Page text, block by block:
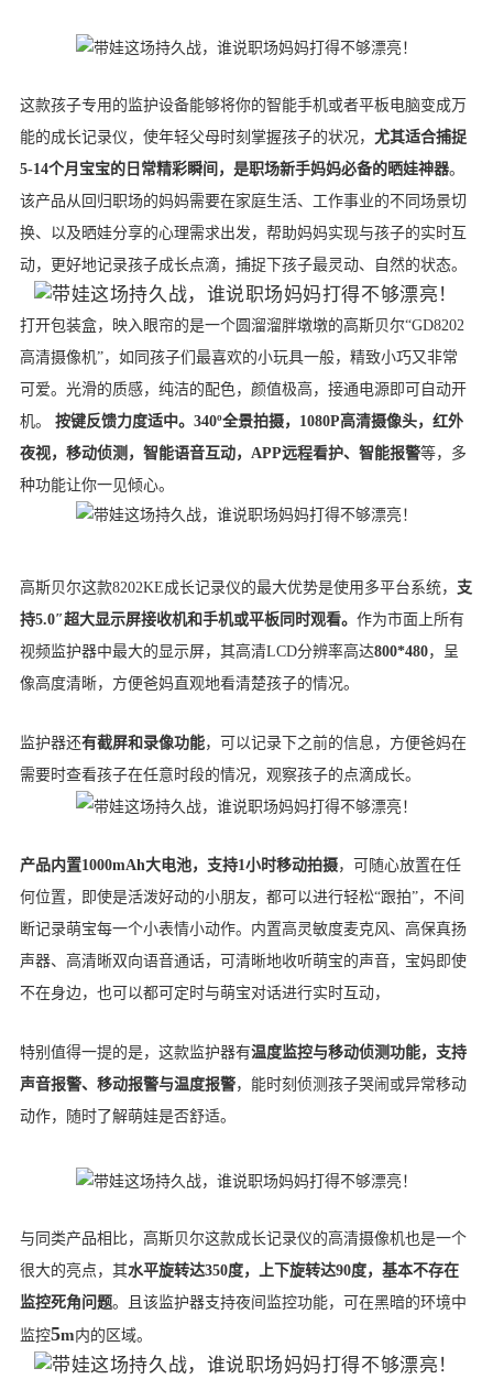
这款孩子专用的监护设备能够将你的智能手机或者平板电脑变成万
能的成长记录仪，使年轻父母时刻掌握孩子的状况， 尤其适合捕捉
5-14个月宝宝的日常精彩瞬间，是职场新手妈妈必备的晒娃神器。
该产品从回归职场的妈妈需要在家庭生活、工作事业的不同场景切
换、以及晒娃分享的心理需求出发，帮助妈妈实现与孩子的实时互
动，更好地记录孩子成长点滴，捕捉下孩子最灵动、自然的状态。
打开包装盒，映入眼帘的是一个圆溜溜胖墩墩的高斯贝尔“GD8202
高清摄像机”， 如同孩子们最喜欢的小玩具一般，精致小巧又非常
可爱。光滑的质感，纯洁的配色，颜值极高，接通电源即可自动开
机。 按键反馈力度适中。340º全景拍摄，1080P高清摄像头，红外
夜视，移动侦测，智能语音互动，APP远程看护、智能报警等，多
种功能让你一见倾心。
高斯贝尔这款8202KE成长记录仪的最大优势是使用多平台系统， 支
持5.0″超大显示屏接收机和手机或平板同时观看。 作为市面上所有
视频监护器中最大的显示屏，其高清LCD分辨率高达800*480，呈
像高度清晰，方便爸妈直观地看清楚孩子的情况。
监护器还有截屏和录像功能，可以记录下之前的信息，方便爸妈在
需要时查看孩子在任意时段的情况，观察孩子的点滴成长。
产品内置1000mAh大电池，支持1小时移动拍摄，可随心放置在任
何位置，即使是活泼好动的小朋友，都可以进行轻松“跟拍”，不间
断记录萌宝每一个小表情小动作。内置高灵敏度麦克风、高保真扬
声器、高清晰双向语音通话，可清晰地收听萌宝的声音，宝妈即使
不在身边，也可以都可定时与萌宝对话进行实时互动，
特别值得一提的是，这款监护器有温度监控与移动侦测功能，支持
声音报警、移动报警与温度报警，能时刻侦测孩子哭闹或异常移动
动作，随时了解萌娃是否舒适。
与同类产品相比，高斯贝尔这款成长记录仪的高清摄像机也是一个
很大的亮点，其水平旋转达350度，上下旋转达90度，基本不存在
监控死角问题。且该监护器支持夜间监控功能，可在黑暗的环境中
监控5m内的区域。